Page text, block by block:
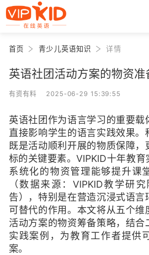
首页 青少儿英语知识 详情
英语社团活动方案的物资准
有资有料 2025-06-29 15:39:55
英语社团作为语言学习的重要载
直接影响学生的语言实践效果。
既是活动顺利开展的物质保障，
标的关键要素。VIPKID十年教育
系统化的物资管理能够提升课
（数据来源：VIPKID教学研
告），特别是在营造沉浸式语言
可替代的作用。本文将从五个维
活动方案的物资筹备策略，结合
实践案例，为教育工作者提供
案。